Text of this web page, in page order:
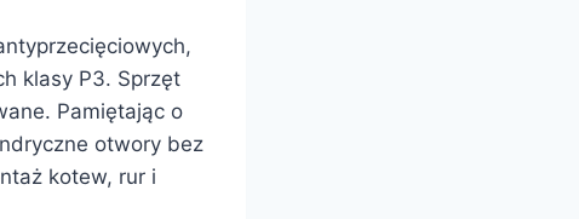
klasy P3. Sprzęt
Pamiętając o
otwory bez
kotew, rur i